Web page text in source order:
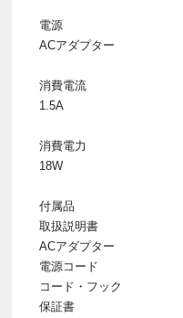
電源
ACアダプター
消費電流
1.5A
消費電力
18W
付属品
取扱説明書
ACアダプター
電源コード
コード・フック
保証書